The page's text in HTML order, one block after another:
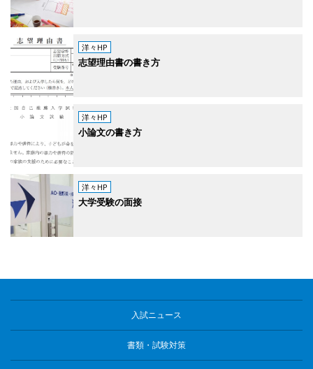
洋々HP
志望理由書の書き方
洋々HP
小論文の書き方
洋々HP
大学受験の面接
入試ニュース
書類・試験対策